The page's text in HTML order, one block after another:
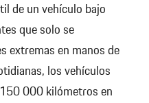
de un vehículo bajo
que solo se
extremas en manos de
los vehículos
000 kilómetros en